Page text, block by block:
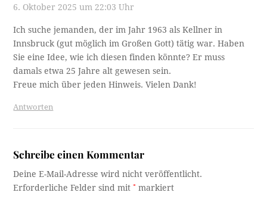
6. Oktober 2025 um 22:03 Uhr
Ich suche jemanden, der im Jahr 1963 als Kellner in
Innsbruck (gut möglich im Großen Gott) tätig war. Haben
Sie eine Idee, wie ich diesen finden könnte? Er muss
damals etwa 25 Jahre alt gewesen sein.
Freue mich über jeden Hinweis. Vielen Dank!
Antworten
Schreibe einen Kommentar
Deine E-Mail-Adresse wird nicht veröffentlicht.
Erforderliche Felder sind mit* markiert